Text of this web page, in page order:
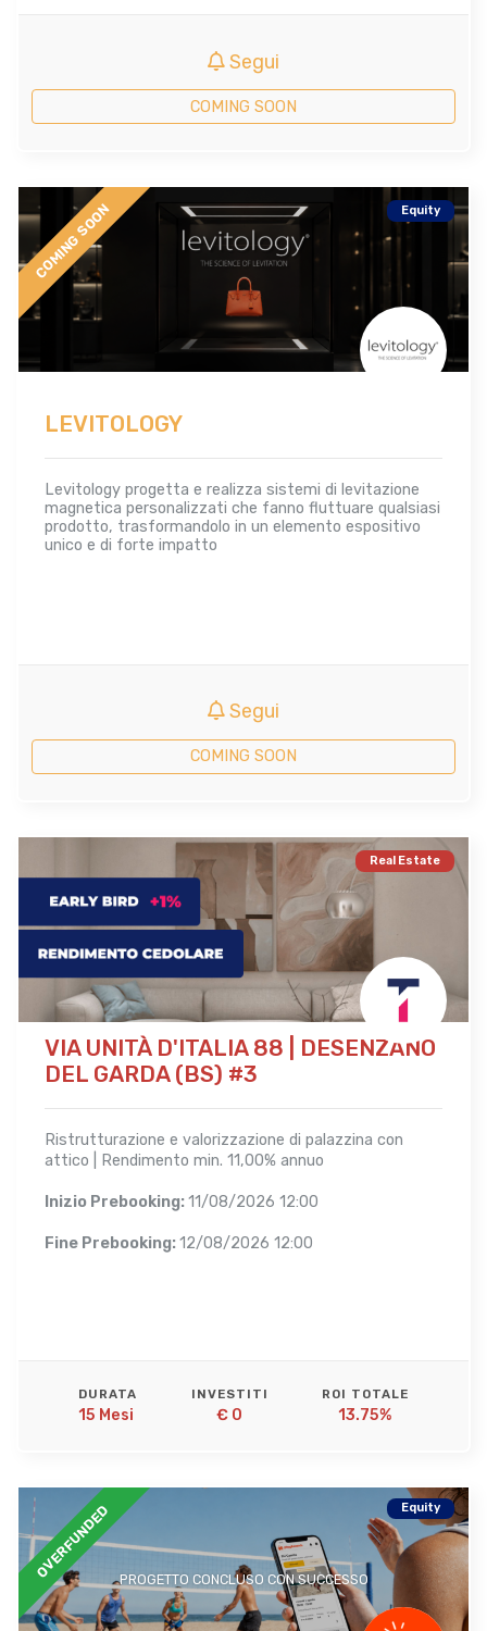
Segui
COMING SOON
COMING SOON Equity
LEVITOLOGY
Levitology progetta e realizza sistemi di levitazione
magnetica personalizzati che fanno fluttuare qualsiasi
prodotto, trasformandolo in un elemento espositivo
unico e di forte impatto
Segui
COMING SOON
PROGETTO CONCLUSO CON SUCCESSO
OVERFUNDED Equity
Real Estate
VIA UNITÀ D'ITALIA 88 | DESENZANO
DEL GARDA (BS) #3
Ristrutturazione e valorizzazione di palazzina con
attico | Rendimento min. 11,00% annuo
Inizio Prebooking:11/08/2026 12:00
Fine Prebooking:12/08/2026 12:00
DURATA
15 Mesi
INVESTITI
€ 0
ROI TOTALE
13.75%